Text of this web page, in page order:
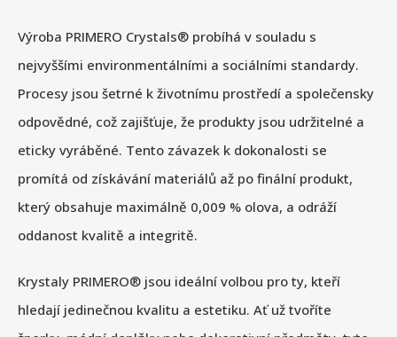
Výroba PRIMERO Crystals® probíhá v souladu s
nejvyššími environmentálními a sociálními standardy.
Procesy jsou šetrné k životnímu prostředí a společensky
odpovědné, což zajišťuje, že produkty jsou udržitelné a
eticky vyráběné. Tento závazek k dokonalosti se
promítá od získávání materiálů až po finální produkt,
který obsahuje maximálně 0,009 % olova, a odráží
oddanost kvalitě a integritě.
Krystaly PRIMERO® jsou ideální volbou pro ty, kteří
hledají jedinečnou kvalitu a estetiku. Ať už tvoříte